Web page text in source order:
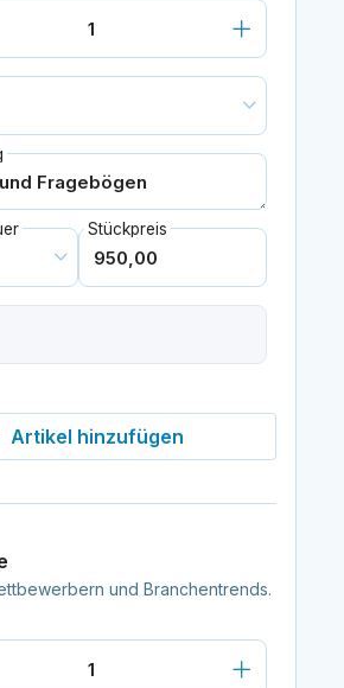
Stückpreis
Artikel hinzufügen
und Branchentrends.